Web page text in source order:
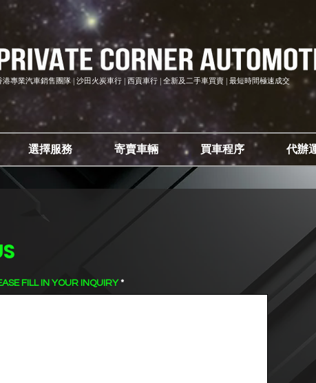
港專業汽車銷售團隊 | 沙田火炭車行 | 西貢車行 | 全新及二手車買賣 | 最短時間極速成交
選擇服務 寄賣車輛 買車程序 代辦
FILL IN YOUR INQUIRY